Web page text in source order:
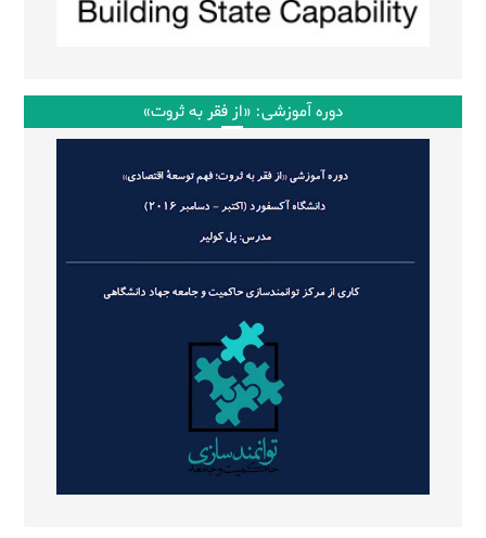
دوره آموزشی: «از فقر به ثروت»